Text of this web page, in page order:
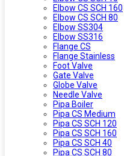
Elbow CS SCH 160
Elbow CS SCH 80
Elbow SS304
Elbow SS316
Flange CS
Flange Stainless
Foot Valve
Gate Valve
Globe Valve
Needle Valve
Pipa Boiler
Pipa CS Medium
Pipa CS SCH 120
Pipa CS SCH 160
Pipa CS SCH 40
Pipa CS SCH 80